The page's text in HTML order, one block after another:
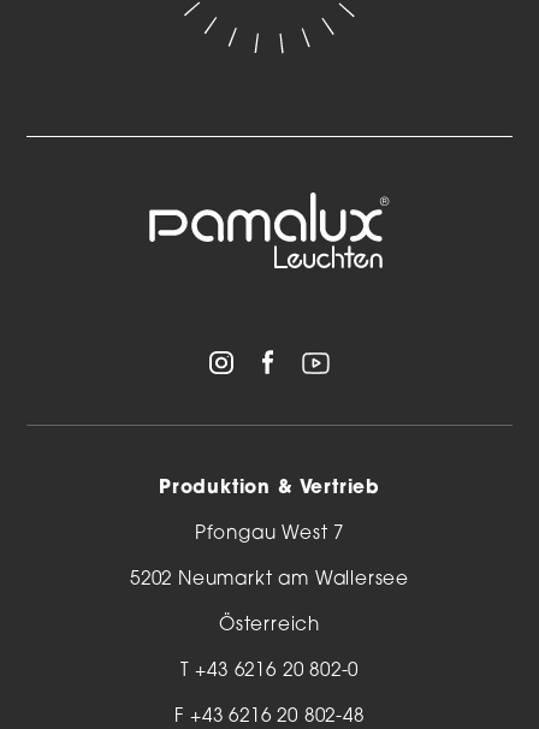
Produktion & Vertrieb
Pfongau West 7
5202 Neumarkt am Wallersee
Österreich
T+43 6216 20 802-0
F +43 6216 20 802-48